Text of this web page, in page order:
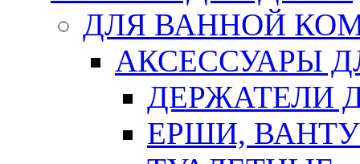
ДЛЯ ВАННОЙ
АКСЕССУАРЫ
ДЕРЖАТЕЛИ
ЕРШИ,